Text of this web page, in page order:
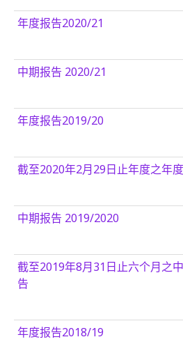
年度报告2020/21
中期报告 2020/21
年度报告2019/20
截至2020年2月29日止年度之年
中期报告 2019/2020
截至2019年8月31日止六个月之
告
年度报告2018/19